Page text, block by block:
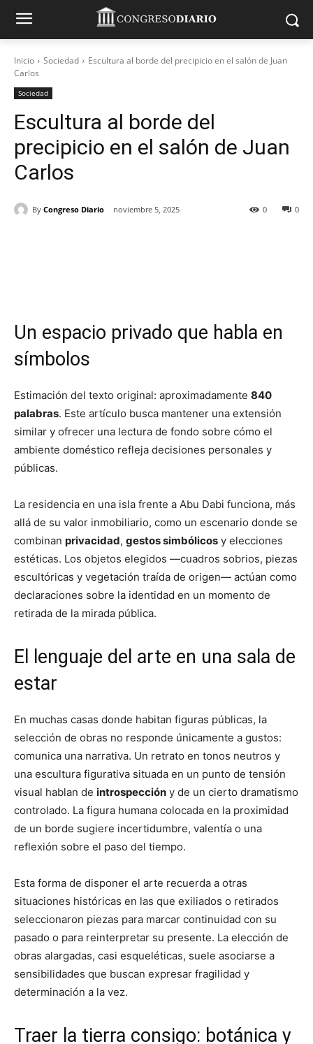
Inicio Sociedad
Escultura al borde del precipicio en el salón de Juan
Carlos
Sociedad
Escultura al borde del
precipicio en el salón de Juan
Carlos
By Congreso Diario noviembre 5, 2025 0
0
Un espacio privado que habla en
símbolos
Estimación del texto original: aproximadamente 840
palabras. Este artículo busca mantener una extensión
similar y ofrecer una lectura de fondo sobre cómo el
ambiente doméstico refleja decisiones personales y
públicas.
La residencia en una isla frente a Abu Dabi funciona, más
allá de su valor inmobiliario, como un escenario donde se
combinan privacidad, gestos simbólicos y elecciones
estéticas. Los objetos elegidos —cuadros sobrios, piezas
escultóricas y vegetación traída de origen— actúan como
declaraciones sobre la identidad en un momento de
retirada de la mirada pública.
El lenguaje del arte en una sala de
estar
En muchas casas donde habitan figuras públicas, la
selección de obras no responde únicamente a gustos:
comunica una narrativa. Un retrato en tonos neutros y
una escultura figurativa situada en un punto de tensión
visual hablan de introspección y de un cierto dramatismo
controlado. La figura humana colocada en la proximidad
de un borde sugiere incertidumbre, valentía o una
reflexión sobre el paso del tiempo.
Esta forma de disponer el arte recuerda a otras
situaciones históricas en las que exiliados o retirados
seleccionaron piezas para marcar continuidad con su
pasado o para reinterpretar su presente. La elección de
obras alargadas, casi esqueléticas, suele asociarse a
sensibilidades que buscan expresar fragilidad y
determinación a la vez.
Traer la tierra consigo: botánica y